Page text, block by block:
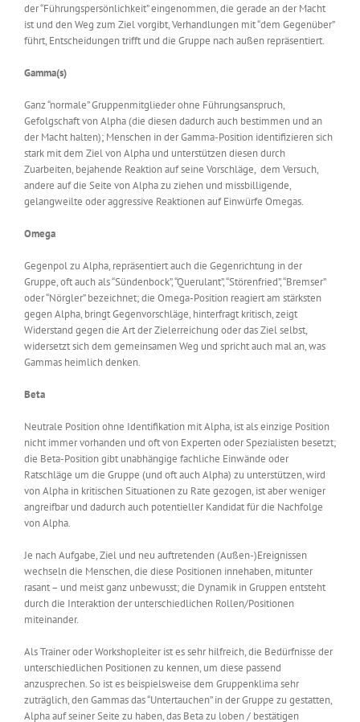
der “Führungspersönlichkeit” eingenommen, die gerade an der Macht
ist und den Weg zum Ziel vorgibt, Verhandlungen mit “dem Gegenüber”
führt, Entscheidungen trifft und die Gruppe nach außen repräsentiert.
Gamma(s)
Ganz “normale” Gruppenmitglieder ohne Führungsanspruch,
Gefolgschaft von Alpha (die diesen dadurch auch bestimmen und an
der Macht halten); Menschen in der Gamma-Position identifizieren sich
stark mit dem Ziel von Alpha und unterstützen diesen durch
Zuarbeiten, bejahende Reaktion auf seine Vorschläge, dem Versuch,
andere auf die Seite von Alpha zu ziehen und missbilligende,
gelangweilte oder aggressive Reaktionen auf Einwürfe Omegas.
Omega
Gegenpol zu Alpha, repräsentiert auch die Gegenrichtung in der
Gruppe, oft auch als “Sündenbock”, “Querulant”, “Störenfried”, “Bremser”
oder “Nörgler” bezeichnet; die Omega-Position reagiert am stärksten
gegen Alpha, bringt Gegenvorschläge, hinterfragt kritisch, zeigt
Widerstand gegen die Art der Zielerreichung oder das Ziel selbst,
widersetzt sich dem gemeinsamen Weg und spricht auch mal an, was
Gammas heimlich denken.
Beta
Neutrale Position ohne Identifikation mit Alpha, ist als einzige Position
nicht immer vorhanden und oft von Experten oder Spezialisten besetzt;
die Beta-Position gibt unabhängige fachliche Einwände oder
Ratschläge um die Gruppe (und oft auch Alpha) zu unterstützen, wird
von Alpha in kritischen Situationen zu Rate gezogen, ist aber weniger
angreifbar und dadurch auch potentieller Kandidat für die Nachfolge
von Alpha.
Je nach Aufgabe, Ziel und neu auftretenden (Außen-)Ereignissen
wechseln die Menschen, die diese Positionen innehaben, mitunter
rasant – und meist ganz unbewusst; die Dynamik in Gruppen entsteht
durch die Interaktion der unterschiedlichen Rollen/Positionen
miteinander.
Als Trainer oder Workshopleiter ist es sehr hilfreich, die Bedürfnisse der
unterschiedlichen Positionen zu kennen, um diese passend
anzusprechen. So ist es beispielsweise dem Gruppenklima sehr
zuträglich, den Gammas das “Untertauchen” in der Gruppe zu gestatten,
Alpha auf seiner Seite zu haben, das Beta zu loben / bestätigen